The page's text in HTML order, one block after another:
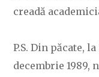
creadă
P.S. Din păcate,
decembrie 1989,